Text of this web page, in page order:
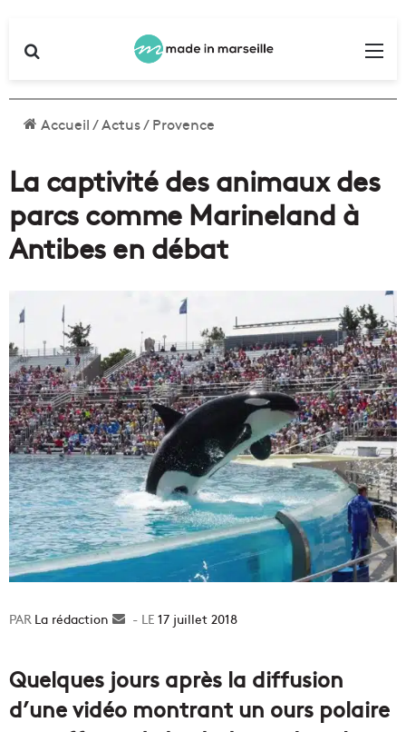
Accueil/Actus/Provence
La captivité des animaux des
parcs comme Marineland à
Antibes en débat
La rédaction
Envoyer17 juillet 2018
Quelques jours après la diffusion
d’une vidéo montrant un ours polaire